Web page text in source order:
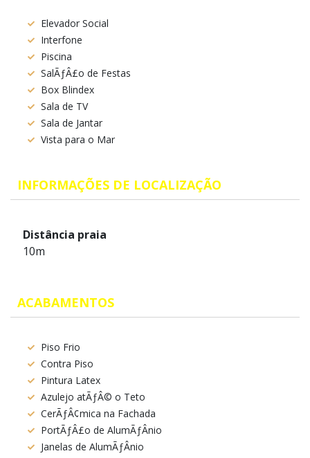
Elevador Social
Interfone
Piscina
SalÃƒÂ£o de Festas
Box Blindex
Sala de TV
Sala de Jantar
Vista para o Mar
INFORMAÇÕES DE LOCALIZAÇÃO
Distância praia
10m
ACABAMENTOS
Piso Frio
Contra Piso
Pintura Latex
Azulejo atÃƒÂ© o Teto
CerÃƒÂ¢mica na Fachada
PortÃƒÂ£o de AlumÃƒÂ­nio
Janelas de AlumÃƒÂ­nio